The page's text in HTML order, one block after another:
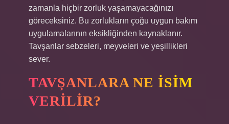
zamanla hiçbir zorluk yaşamayacağınızı
göreceksiniz. Bu zorlukların çoğu uygun bakım
uygulamalarının eksikliğinden kaynaklanır.
Tavşanlar sebzeleri, meyveleri ve yeşillikleri
sever.
TAVŞANLARA NE ISIM
VERILIR?